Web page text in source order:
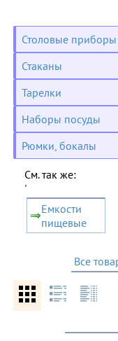
Столовые приборы
Стаканы
Тарелки
Наборы посуды
Рюмки, бокалы
См. так же:
'
Емкости
пищевые
Все